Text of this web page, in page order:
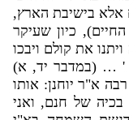
אלא בישיבת הארץ,
), כיון שעיקר
את קולם ויבכו
: '
(במדבר יד, א)
א"ר יוחנן: אותו
של חנם, ואני